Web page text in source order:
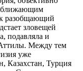
разобщающий
зловещей
подавляла и
Между тем
уже
Казахстан, Турция